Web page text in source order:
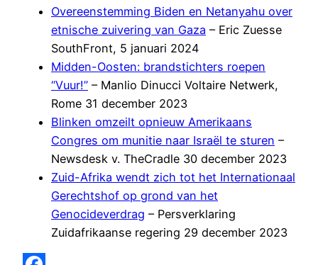
Overeenstemming Biden en Netanyahu over
etnische zuivering van Gaza – Eric Zuesse
SouthFront, 5 januari 2024
Midden-Oosten: brandstichters roepen
“Vuur!” – Manlio Dinucci Voltaire Netwerk,
Rome 31 december 2023
Blinken omzeilt opnieuw Amerikaans
Congres om munitie naar Israël te sturen –
Newsdesk v. TheCradle 30 december 2023
Zuid-Afrika wendt zich tot het Internationaal
Gerechtshof op grond van het
Genocideverdrag – Persverklaring
Zuidafrikaanse regering 29 december 2023